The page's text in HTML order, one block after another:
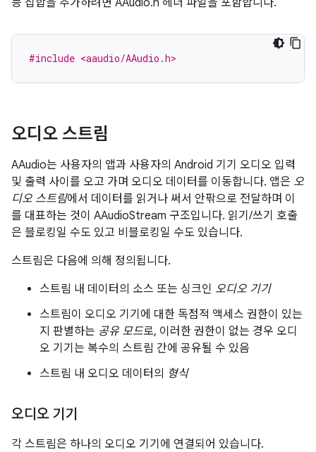
능 집합을 추가하려면 AAudio.h 헤더 파일을 포함합니다.
#include <aaudio/AAudio.h>
오디오 스트림
AAudio는 사용자의 앱과 사용자의 Android 기기 오디오 입력
및 출력 사이를 오고 가며 오디오 데이터를 이동합니다. 앱은 오
디오 스트림에서 데이터를 읽거나 써서 안팎으로 전달하며 이
를 대표하는 것이 AAudioStream 구조입니다. 읽기/쓰기 호출
은 블로킹일 수도 있고 비블로킹일 수도 있습니다.
스트림은 다음에 의해 정의됩니다.
스트림 내 데이터의 소스 또는 싱크인 오디오 기기
스트림이 오디오 기기에 대한 독점적 액세스 권한이 있는
지 판별하는 공유 모드로, 이러한 권한이 없는 경우 오디
오 기기는 복수의 스트림 간에 공유될 수 있음
스트림 내 오디오 데이터의 형식
오디오 기기
각 스트림은 하나의 오디오 기기에 연결되어 있습니다.